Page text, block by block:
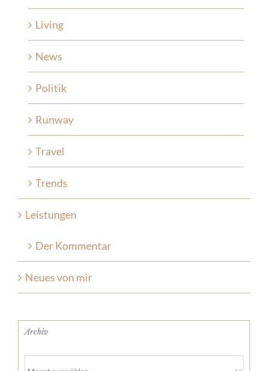
Living
News
Politik
Runway
Travel
Trends
Leistungen
Der Kommentar
Neues von mir
Archiv